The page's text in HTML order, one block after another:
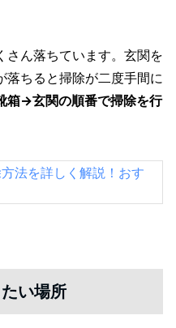
さん落ちています。玄関を
落ちると掃除が二度手間に
箱→玄関の順番で掃除を行
法を詳しく解説！おす
い場所